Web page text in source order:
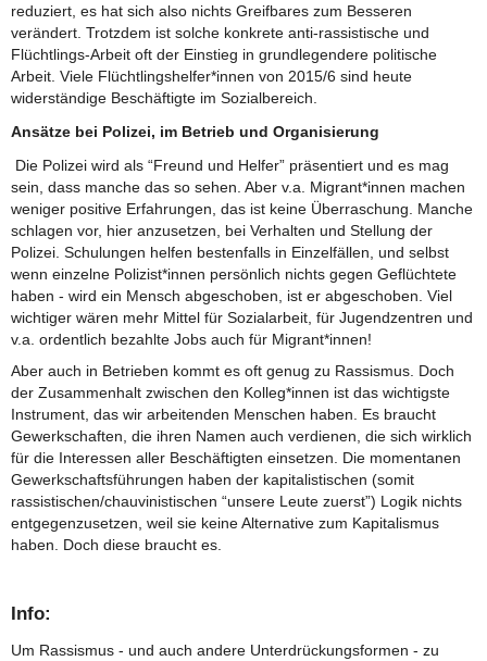
reduziert, es hat sich also nichts Greifbares zum Besseren
verändert. Trotzdem ist solche konkrete anti-rassistische und
Flüchtlings-Arbeit oft der Einstieg in grundlegendere politische
Arbeit. Viele Flüchtlingshelfer*innen von 2015/6 sind heute
widerständige Beschäftigte im Sozialbereich.
Ansätze bei Polizei, im Betrieb und Organisierung
Die Polizei wird als “Freund und Helfer” präsentiert und es mag
sein, dass manche das so sehen. Aber v.a. Migrant*innen machen
weniger positive Erfahrungen, das ist keine Überraschung. Manche
schlagen vor, hier anzusetzen, bei Verhalten und Stellung der
Polizei. Schulungen helfen bestenfalls in Einzelfällen, und selbst
wenn einzelne Polizist*innen persönlich nichts gegen Geflüchtete
haben - wird ein Mensch abgeschoben, ist er abgeschoben. Viel
wichtiger wären mehr Mittel für Sozialarbeit, für Jugendzentren und
v.a. ordentlich bezahlte Jobs auch für Migrant*innen!
Aber auch in Betrieben kommt es oft genug zu Rassismus. Doch
der Zusammenhalt zwischen den Kolleg*innen ist das wichtigste
Instrument, das wir arbeitenden Menschen haben. Es braucht
Gewerkschaften, die ihren Namen auch verdienen, die sich wirklich
für die Interessen aller Beschäftigten einsetzen. Die momentanen
Gewerkschaftsführungen haben der kapitalistischen (somit
rassistischen/chauvinistischen “unsere Leute zuerst”) Logik nichts
entgegenzusetzen, weil sie keine Alternative zum Kapitalismus
haben. Doch diese braucht es.
Info:
Um Rassismus - und auch andere Unterdrückungsformen - zu